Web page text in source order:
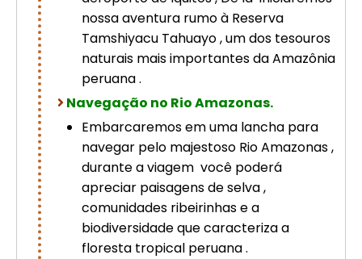
nossa aventura rumo à Reserva
Tamshiyacu Tahuayo , um dos tesouros
naturais mais importantes da Amazônia
peruana .
Navegação no Rio Amazonas.
Embarcaremos em uma lancha para
navegar pelo majestoso Rio Amazonas ,
durante a viagem você poderá
apreciar paisagens de selva ,
comunidades ribeirinhas e a
biodiversidade que caracteriza a
floresta tropical peruana .